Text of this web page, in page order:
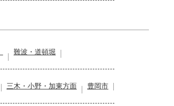
難波・道頓堀
三木・小野・加東方面
豊岡市